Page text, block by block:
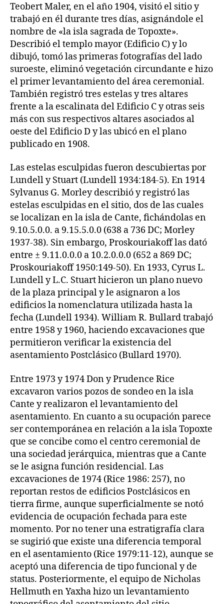
Teobert Maler, en el año 1904, visitó el sitio y
trabajó en él durante tres días, asignándole el
nombre de «la isla sagrada de Topoxte».
Describió el templo mayor (Edificio C) y lo
dibujó, tomó las primeras fotografías del lado
suroeste, eliminó vegetación circundante e hizo
el primer levantamiento del área ceremonial.
También registró tres estelas y tres altares
frente a la escalinata del Edificio C y otras seis
más con sus respectivos altares asociados al
oeste del Edificio D y las ubicó en el plano
publicado en 1908.
Las estelas esculpidas fueron descubiertas por
Lundell y Stuart (Lundell 1934:184-5). En 1914
Sylvanus G. Morley describió y registró las
estelas esculpidas en el sitio, dos de las cuales
se localizan en la isla de Cante, fichándolas en
9.10.5.0.0. a 9.15.5.0.0 (638 a 736 DC; Morley
1937-38). Sin embargo, Proskouriakoff las dató
entre ± 9.11.0.0.0 a 10.2.0.0.0 (652 a 869 DC;
Proskouriakoff 1950:149-50). En 1933, Cyrus L.
Lundell y L.C. Stuart hicieron un plano nuevo
de la plaza principal y le asignaron a los
edificios la nomenclatura utilizada hasta la
fecha (Lundell 1934). William R. Bullard trabajó
entre 1958 y 1960, haciendo excavaciones que
permitieron verificar la existencia del
asentamiento Postclásico (Bullard 1970).
Entre 1973 y 1974 Don y Prudence Rice
excavaron varios pozos de sondeo en la isla
Cante y realizaron el levantamiento del
asentamiento. En cuanto a su ocupación parece
ser contemporánea en relación a la isla Topoxte
que se concibe como el centro ceremonial de
una sociedad jerárquica, mientras que a Cante
se le asigna función residencial. Las
excavaciones de 1974 (Rice 1986: 257), no
reportan restos de edificios Postclásicos en
tierra firme, aunque superficialmente se notó
evidencia de ocupación fechada para este
momento. Por no tener una estratigrafía clara
se sugirió que existe una diferencia temporal
en el asentamiento (Rice 1979:11-12), aunque se
aceptó una diferencia de tipo funcional y de
status. Posteriormente, el equipo de Nicholas
Hellmuth en Yaxha hizo un levantamiento